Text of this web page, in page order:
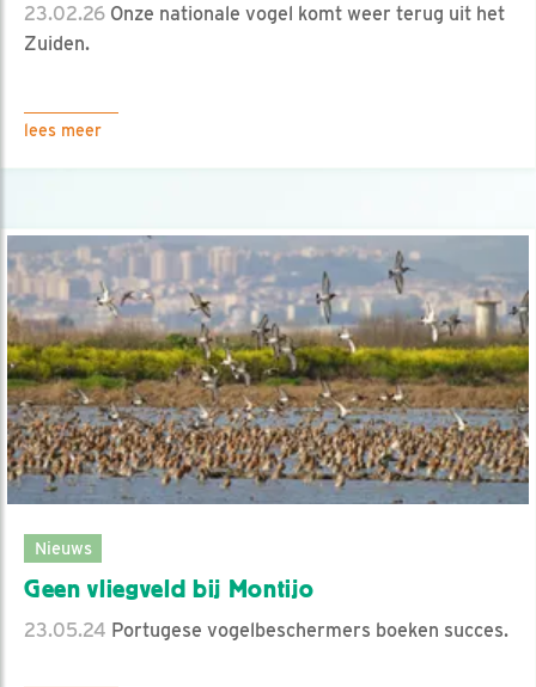
23.02.26 Onze nationale vogel komt weer terug uit het
Zuiden.
lees meer
Nieuws
Geen vliegveld bij Montijo
23.05.24 Portugese vogelbeschermers boeken succes.